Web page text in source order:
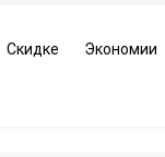
Скидке Экономии